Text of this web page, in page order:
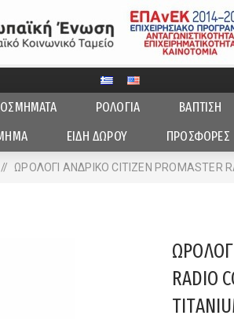
ΡΟΛΟΓΙΑ ΒΑΠΤΙΣΗ
ΕΙΔΗ ΔΩΡΟΥ ΠΡΟΣΦΟΡΕΣ
/ ΩΡΟΛΟΓΙ ΑΝΔΡΙΚΟ CITIZEN PROMASTER
RADIO